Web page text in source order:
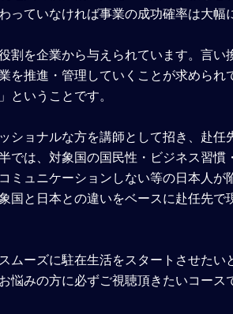
ていなければ事業の成功確率は大幅
割を企業から与えられています。言い
を推進・管理していくことが求められ
ということです。
ショナルな方を講師として招き、赴任
では、対象国の国民性・ビジネス習慣
ミュニケーションしない等の日本人が
国と日本との違いをベースに赴任先で
ムーズに駐在生活をスタートさせたい
みの方に必ずご視聴頂きたいコース